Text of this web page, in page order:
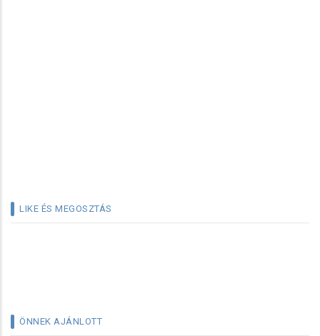
LIKE ÉS MEGOSZTÁS
ÖNNEK AJÁNLOTT